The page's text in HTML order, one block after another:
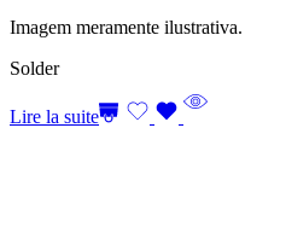
Imagem meramente ilustrativa.
Solder
Lire la suite